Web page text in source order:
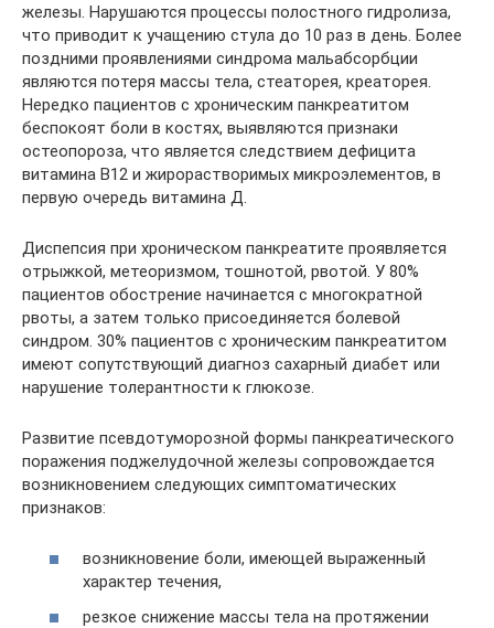
железы. Нарушаются процессы полостного гидролиза,
что приводит к учащению стула до 10 раз в день. Более
поздними проявлениями синдрома мальабсорбции
являются потеря массы тела, стеаторея, креаторея.
Нередко пациентов с хроническим панкреатитом
беспокоят боли в костях, выявляются признаки
остеопороза, что является следствием дефицита
витамина В12 и жирорастворимых микроэлементов, в
первую очередь витамина Д.
Диспепсия при хроническом панкреатите проявляется
отрыжкой, метеоризмом, тошнотой, рвотой. У 80%
пациентов обострение начинается с многократной
рвоты, а затем только присоединяется болевой
синдром. 30% пациентов с хроническим панкреатитом
имеют сопутствующий диагноз сахарный диабет или
нарушение толерантности к глюкозе.
Развитие псевдотуморозной формы панкреатического
поражения поджелудочной железы сопровождается
возникновением следующих симптоматических
признаков:
возникновение боли, имеющей выраженный
характер течения,
резкое снижение массы тела на протяжении